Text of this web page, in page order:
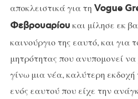
αποκλειστικά για τη Vogue
Φεβρουαρίου και μίλησε εκ
καινούργιο της εαυτό, και για
μητρότητας που ανυπομονεί
γίνω μια νέα, καλύτερη
ενός εαυτού που είχε την